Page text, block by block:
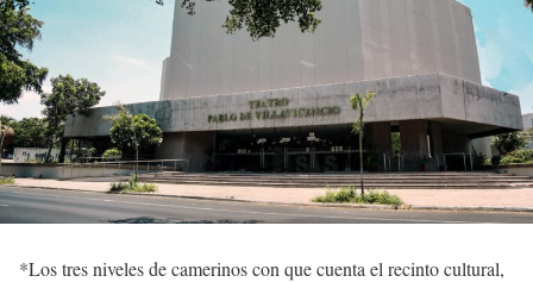
*Los tres niveles de camerinos con que cuenta el recinto cultural,